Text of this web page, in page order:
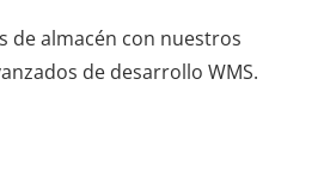
de almacén con nuestros
de desarrollo WMS.